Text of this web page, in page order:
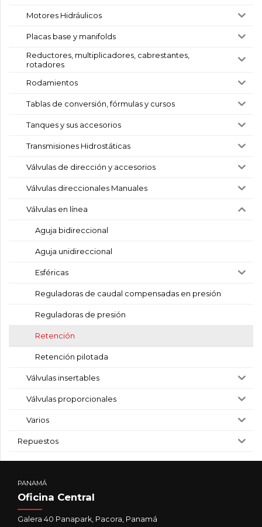
Motores Hidráulicos
Placas base y manifolds
Reductores, multiplicadores, cabrestantes,
rotadores
Rodamientos
Tablas de conversión, fórmulas y cursos
Tanques y sus accesorios
Transmisiones Hidrostáticas
Válvulas de dirección y accesorios
Válvulas direccionales Manuales
Válvulas en línea
Aguja bidireccional
Aguja unidireccional
Esféricas
Reguladoras de caudal compensadas en presión
Reguladoras de presión
Retención
Retención pilotada
Válvulas insertables
Válvulas proporcionales
Varios
Repuestos
PANAMÁ
Oficina Central
Galera 40 Panapark, Pacora, Panamá